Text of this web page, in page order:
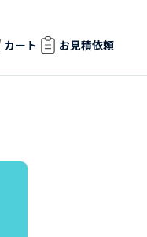
カート お見積依頼